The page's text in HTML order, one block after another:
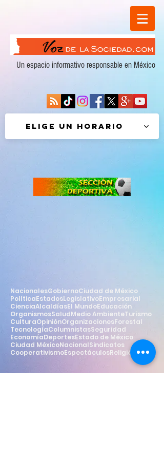
Un espacio informativo responsable en México
Elige un horario
NacionalesGobiernoCiudad de México
PolíticaEstadosLegislativoEmpresarial
CienciaAlcaldíasEl MundoEducación
OrganismosSaludMedio AmbienteTurismo
CulturaOpiniónOrganizacionesForestal
TecnologíaColumnistasSeguridad
EconomíaDeportesEstado de México
Ciudad MéxicoNacionalSindicatos
CooperativismoEspectáculosReligión Estilo